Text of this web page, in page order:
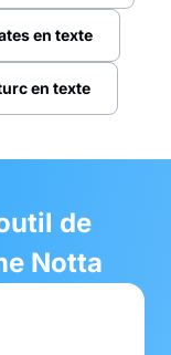
en texte
en texte
de
Notta